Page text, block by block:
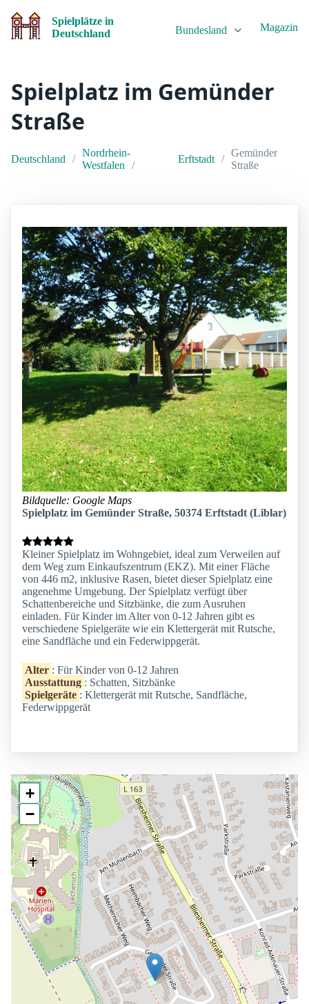
Spielplätze in
Deutschland
Bundesland Magazin
Spielplatz im Gemünder
Straße
Deutschland
Nordrhein-
Westfalen
Erftstadt
Gemünder
Straße
Bildquelle: Google Maps
Spielplatz im Gemünder Straße, 50374 Erftstadt (Liblar)
Kleiner Spielplatz im Wohngebiet, ideal zum Verweilen auf
dem Weg zum Einkaufszentrum (EKZ). Mit einer Fläche
von 446 m2, inklusive Rasen, bietet dieser Spielplatz eine
angenehme Umgebung. Der Spielplatz verfügt über
Schattenbereiche und Sitzbänke, die zum Ausruhen
einladen. Für Kinder im Alter von 0-12 Jahren gibt es
verschiedene Spielgeräte wie ein Klettergerät mit Rutsche,
eine Sandfläche und ein Federwippgerät.
Alter : Für Kinder von 0-12 Jahren
Ausstattung : Schatten, Sitzbänke
Spielgeräte : Klettergerät mit Rutsche, Sandfläche,
Federwippgerät
+
−